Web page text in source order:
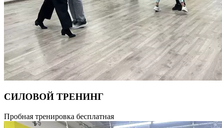
СИЛОВОЙ ТРЕНИНГ
Силовая тренировка с использованием дополнительного
оборудования, направленная на проработку и укрепление
Пробная тренировка бесплатная